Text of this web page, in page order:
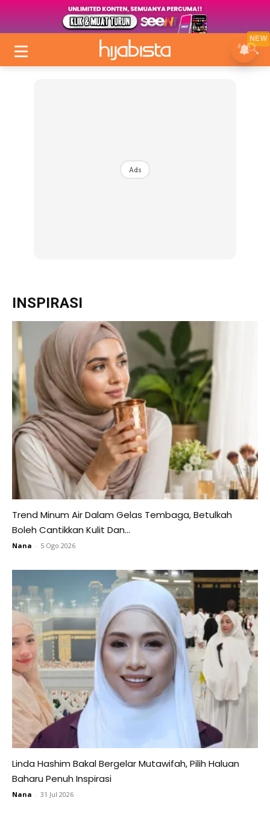
Ads
INSPIRASI
Trend Minum Air Dalam Gelas Tembaga, Betulkah
Boleh Cantikkan Kulit Dan...
Nana - 5 Ogo 2026
Linda Hashim Bakal Bergelar Mutawifah, Pilih Haluan
Baharu Penuh Inspirasi
Nana - 31 Jul 2026
NEW